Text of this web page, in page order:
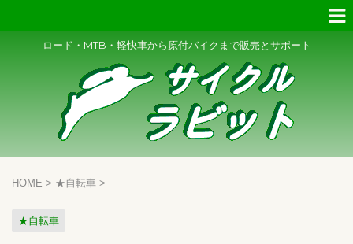
ロード・MTB・軽快車から原付バイクまで販売とサポート
HOME > ★自転車 >
★自転車